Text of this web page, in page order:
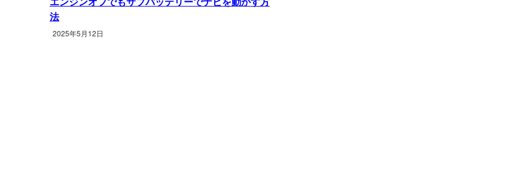
法
2025年5月12日